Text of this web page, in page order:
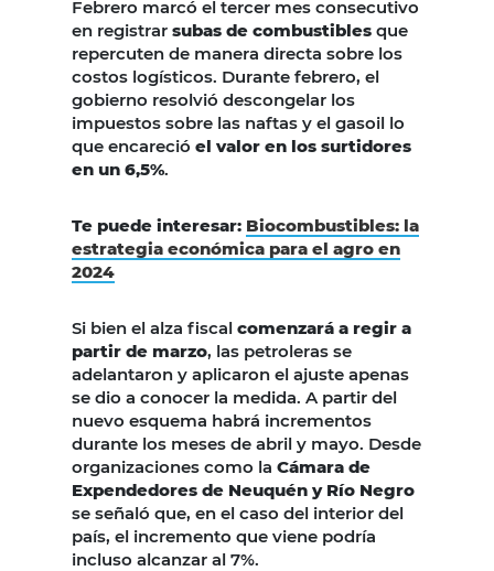
Febrero marcó el tercer mes consecutivo
en registrar subas de combustibles que
repercuten de manera directa sobre los
costos logísticos. Durante febrero, el
gobierno resolvió descongelar los
impuestos sobre las naftas y el gasoil lo
que encareció el valor en los surtidores
en un 6,5%.
Te puede interesar: Biocombustibles: la
estrategia económica para el agro en
2024
Si bien el alza fiscal comenzará a regir a
partir de marzo, las petroleras se
adelantaron y aplicaron el ajuste apenas
se dio a conocer la medida. A partir del
nuevo esquema habrá incrementos
durante los meses de abril y mayo. Desde
organizaciones como la Cámara de
Expendedores de Neuquén y Río Negro
se señaló que, en el caso del interior del
país, el incremento que viene podría
incluso alcanzar al 7%.